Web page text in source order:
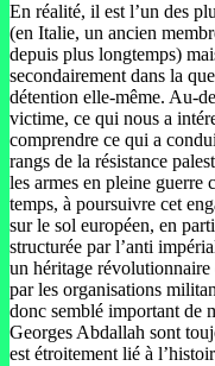
En réalité, il est l’un des
(en Italie, un ancien
depuis plus longtemps)
secondairement dans la
détention elle-même. Au-
victime, ce qui nous a
comprendre ce qui a
rangs de la résistance
les armes en pleine guerre
temps, à poursuivre cet
sur le sol européen, en
structurée par l’anti
un héritage
par les organisations
donc semblé important de
Georges Abdallah sont
est étroitement lié à